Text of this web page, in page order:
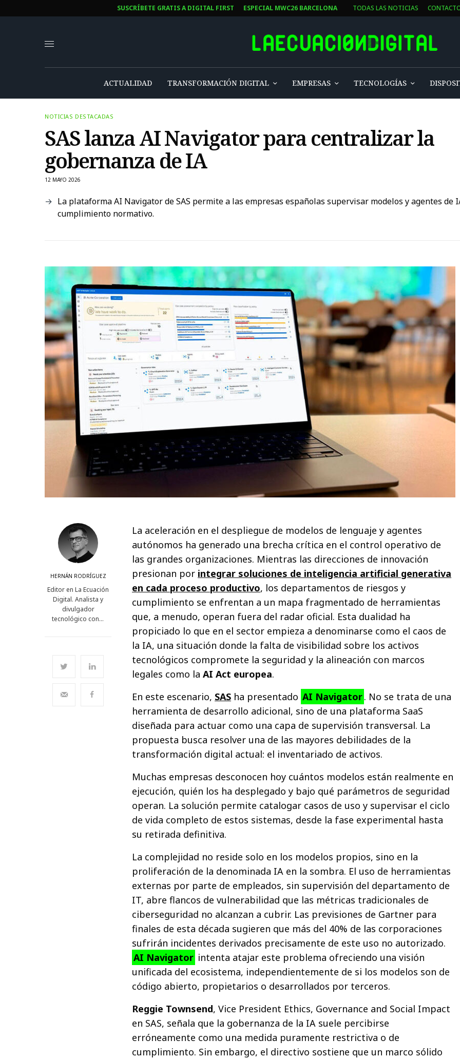
SUSCRÍBETE GRATIS A DIGITAL FIRST ESPECIAL MWC26 BARCELONA TODAS LAS NOTICIAS
ACTUALIDAD TRANSFORMACIÓN DIGITAL EMPRESAS TECNOLOGÍAS
NOTICIAS DESTACADAS
SAS lanza AI Navigator para centralizar la
gobernanza de IA
12 MAYO 2026
La plataforma AI Navigator de SAS permite a las empresas españolas supervisar modelos y agentes
cumplimiento normativo.
HERNÁN RODRÍGUEZ
Editor en La Ecuación
Digital. Analista y
divulgador
tecnológico con…
La aceleración en el despliegue de modelos de lenguaje y agentes
autónomos ha generado una brecha crítica en el control operativo de
las grandes organizaciones. Mientras las direcciones de innovación
presionan por integrar soluciones de inteligencia artificial generativa
en cada proceso productivo, los departamentos de riesgos y
cumplimiento se enfrentan a un mapa fragmentado de herramientas
que, a menudo, operan fuera del radar oficial. Esta dualidad ha
propiciado lo que en el sector empieza a denominarse como el caos de
la IA, una situación donde la falta de visibilidad sobre los activos
tecnológicos compromete la seguridad y la alineación con marcos
legales como laAI Act europea.
En este escenario, SAS ha presentado AI Navigator. No se trata de una
herramienta de desarrollo adicional, sino de una plataforma SaaS
diseñada para actuar como una capa de supervisión transversal. La
propuesta busca resolver una de las mayores debilidades de la
transformación digital actual: el inventariado de activos.
Muchas empresas desconocen hoy cuántos modelos están realmente en
ejecución, quién los ha desplegado y bajo qué parámetros de seguridad
operan. La solución permite catalogar casos de uso y supervisar el ciclo
de vida completo de estos sistemas, desde la fase experimental hasta
su retirada definitiva.
La complejidad no reside solo en los modelos propios, sino en la
proliferación de la denominada IA en la sombra. El uso de herramientas
externas por parte de empleados, sin supervisión del departamento de
IT, abre flancos de vulnerabilidad que las métricas tradicionales de
ciberseguridad no alcanzan a cubrir. Las previsiones de Gartner para
finales de esta década sugieren que más del 40% de las corporaciones
sufrirán incidentes derivados precisamente de este uso no autorizado.
AI Navigator intenta atajar este problema ofreciendo una visión
unificada del ecosistema, independientemente de si los modelos son de
código abierto, propietarios o desarrollados por terceros.
Reggie Townsend, Vice President Ethics, Governance and Social Impact
en SAS, señala que la gobernanza de la IA suele percibirse
erróneamente como una medida puramente restrictiva o de
cumplimiento. Sin embargo, el directivo sostiene que un marco sólido